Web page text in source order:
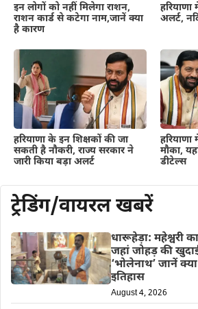
इन लोगों को नहीं मिलेगा राशन,
राशन कार्ड से कटेगा नाम,जानें क्या
है कारण
हरियाणा
अलर्ट,
हरियाणा के इन शिक्षकों की जा
सकती है नौकरी, राज्य सरकार ने
जारी किया बड़ा अलर्ट
हरियाणा
मौका,
डीटेल्स
ट्रेडिंग/वायरल खबरें
धारूहेड़ा: महेश्वरी
जहां जोहड़ की
‘भोलेनाथ’ जानें
इतिहास
August 4, 2026